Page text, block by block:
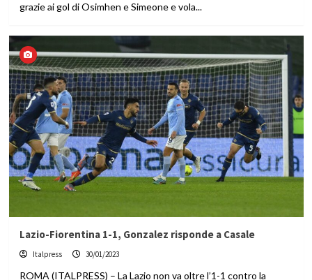
grazie ai gol di Osimhen e Simeone e vola...
Lazio-Fiorentina 1-1, Gonzalez risponde a Casale
Italpress 30/01/2023
ROMA (ITALPRESS) – La Lazio non va oltre l’1-1 contro la